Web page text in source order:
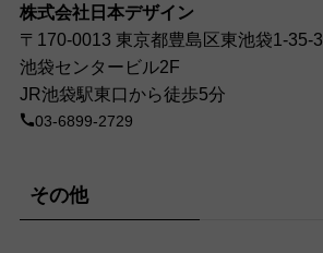
株式会社日本デザイン
〒170-0013 東京都豊島区東池袋1-35-3
池袋センタービル2F
JR池袋駅東口から徒歩5分
03-6899-2729
その他